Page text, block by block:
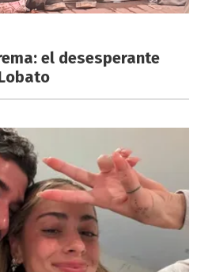
el desesperante